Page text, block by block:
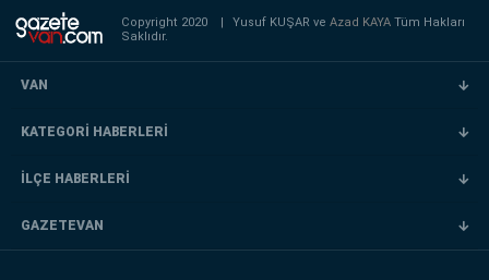
Copyright 2020 Yusuf KUŞAR veAzad KAYATüm Hakları
Saklıdır.
VAN
KATEGORİ HABERLERİ
İLÇE HABERLERİ
GAZETEVAN